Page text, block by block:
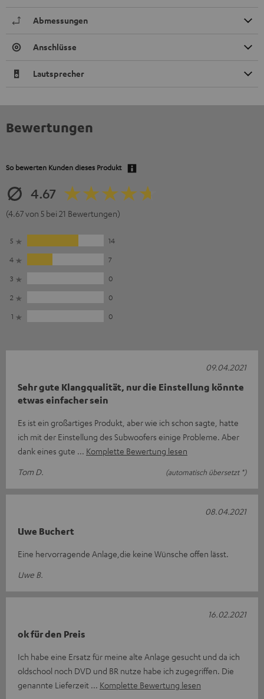
Abmessungen
Anschlüsse
Lautsprecher
Bewertungen
So bewerten Kunden dieses Produkt
4.67
(4.67 von 5 bei 21 Bewertungen)
5
14
4
7
3
0
2
0
1
0
Sehr gute Klangqualität, nur die Einstellung könnte
etwas einfacher sein
Es ist ein großartiges Produkt, aber wie ich schon sagte, hatte
ich mit der Einstellung des Subwoofers einige Probleme. Aber
dank eines gute
Komplette Bewertung lesen
Tom D.
(automatisch übersetzt *)
09.04.2021
Uwe Buchert
Eine hervorragende Anlage,die keine Wünsche offen lässt.
Uwe B.
08.04.2021
ok für den Preis
Ich habe eine Ersatz für meine alte Anlage gesucht und da ich
oldschool noch DVD und BR nutze habe ich zugegriffen. Die
genannte Lieferzeit
Komplette Bewertung lesen
16.02.2021